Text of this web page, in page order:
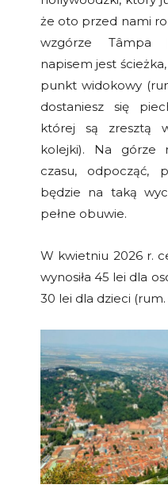
że oto przed nami
wzgórze Tâmpa
napisem jest
punkt widokowy
dostaniesz się
której są zresztą
kolejki). Na górze
czasu, odpocząć,
będzie na taką
pełne obuwie.
W kwietniu 2026 r.
wynosiła 45 lei dla
30 lei dla dzieci (rum.